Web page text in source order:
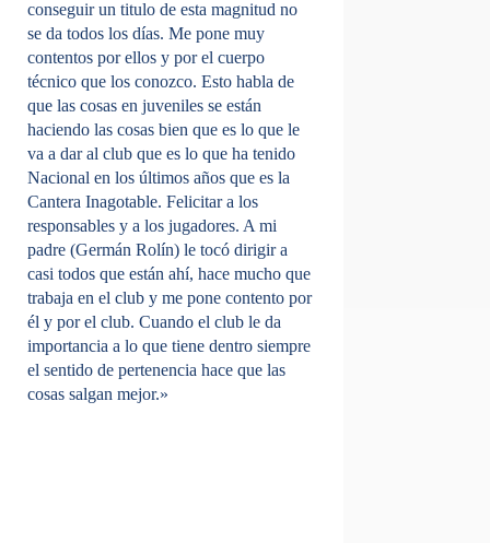
conseguir un titulo de esta magnitud no
se da todos los días. Me pone muy
contentos por ellos y por el cuerpo
técnico que los conozco. Esto habla de
que las cosas en juveniles se están
haciendo las cosas bien que es lo que le
va a dar al club que es lo que ha tenido
Nacional en los últimos años que es la
Cantera Inagotable. Felicitar a los
responsables y a los jugadores. A mi
padre (Germán Rolín) le tocó dirigir a
casi todos que están ahí, hace mucho que
trabaja en el club y me pone contento por
él y por el club. Cuando el club le da
importancia a lo que tiene dentro siempre
el sentido de pertenencia hace que las
cosas salgan mejor.»